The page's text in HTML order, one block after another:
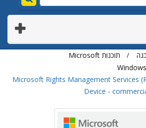
תוכנות Microsoft
Microsoft Rights Management Services
Device -